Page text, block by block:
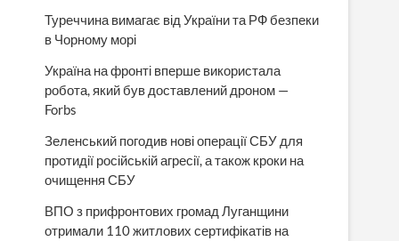
Туреччина вимагає від України та РФ безпеки
в Чорному морі
Україна на фронті вперше використала
робота, який був доставлений дроном —
Forbs
Зеленський погодив нові операції СБУ для
протидії російській агресії, а також кроки на
очищення СБУ
ВПО з прифронтових громад Луганщини
отримали 110 житлових сертифікатів на